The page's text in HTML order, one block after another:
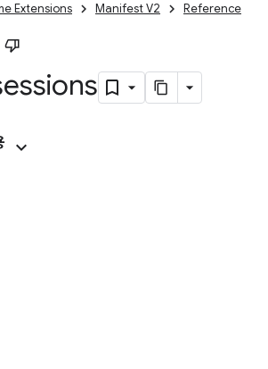
Extensions Manifest V2 Reference